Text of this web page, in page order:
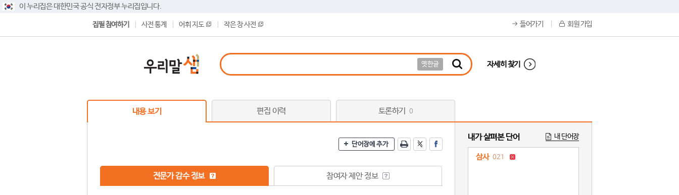
이 누리집은 대한민국 공식 전자정부 누리집입니다.
집필 참여하기 사전 통계 어휘 지도 작은 창 사전 들어가기 회원 가입
옛한글 자세히 찾기
내용 보기 편집 이력 토론하기 0
단어장에 추가
전문가 감수 정보 참여자 제안 정보
내가 살펴본 단어 내 단어장
삼사 021